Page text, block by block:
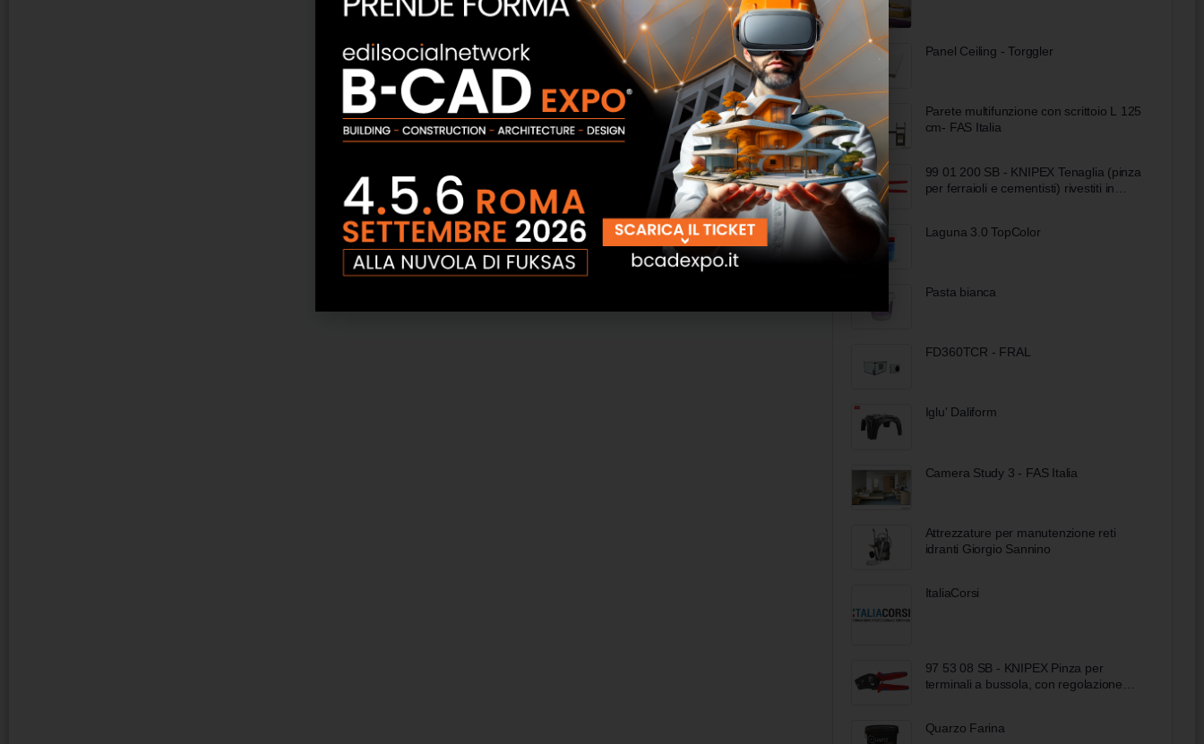
Panel Ceiling - Torggler
Parete multifunzione con scrittoio L 125
cm- FAS Italia
99 01 200 SB - KNIPEX Tenaglia (pinza
per ferraioli e cementisti) rivestiti in
Laguna 3.0 TopColor
Pasta bianca
FD360TCR - FRAL
Iglu' Daliform
Camera Study 3 - FAS Italia
Attrezzature per manutenzione reti
idranti Giorgio Sannino
ItaliaCorsi
97 53 08 SB - KNIPEX Pinza per
terminali a bussola, con regolazione
brunita 190 mm
Quarzo Farina